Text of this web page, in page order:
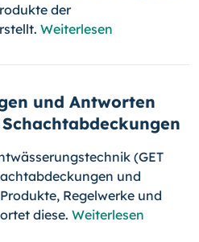
der
Weiterlesen
und Antworten
(GET
und
Regelwerke und
diese. Weiterlesen